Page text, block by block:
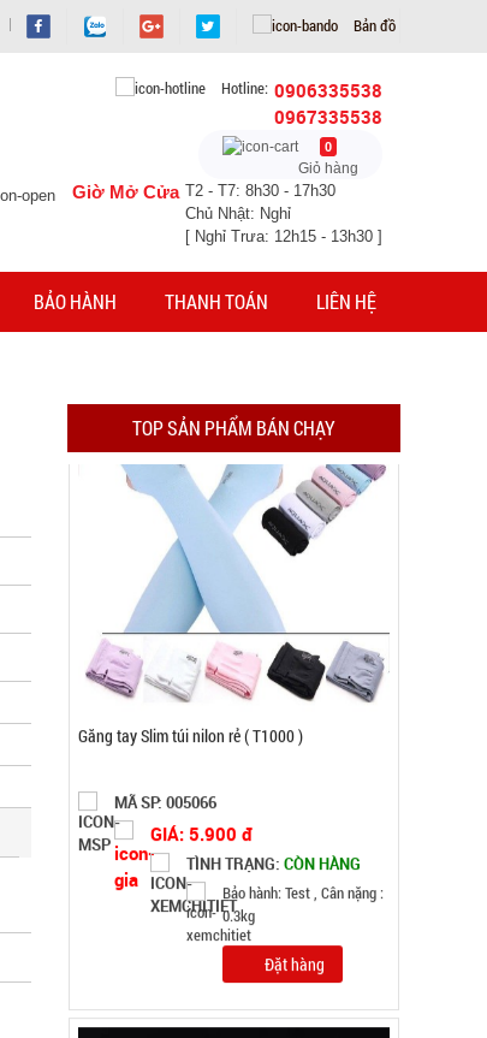
Bản đồ
Hotline: 0906335538
0967335538
0
Giỏ hàng
Giờ Mở Cửa T2 - T7: 8h30 - 17h30
Chủ Nhật: Nghỉ
[ Nghỉ Trưa: 12h15 - 13h30 ]
BẢO HÀNH THANH TOÁN LIÊN HỆ
TOP SẢN PHẨM BÁN CHẠY
Găng tay Slim túi nilon rẻ ( T1000 )
MÃ SP: 005066
GIÁ: 5.900 đ
TÌNH TRẠNG:CÒN HÀNG
Bảo hành: Test , Cân nặng :
0.3kg
Băng keo Chống Thấm siêu dính 5M - BẢN TO
MÃ SP: 003074
GIÁ: 24.000 đ
TÌNH TRẠNG: CÒN HÀNG
Bảo hành: Test
Đặt hàng